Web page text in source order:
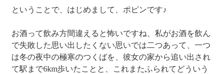
ということで、はじめまして、ポピンです♪
お酒って飲み方間違えると怖いですね、私がお酒を飲ん
で失敗した思い出したくない思いでは二つあって、一つ
は冬の夜中の極寒のつくばを、彼女の家から追い出され
て駅まで6km歩いたことと、これまたふられてどういう